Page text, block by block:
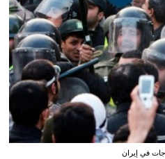
في إيران